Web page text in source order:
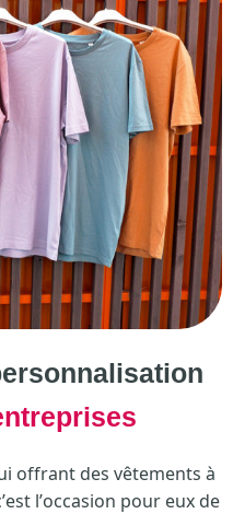
offrant des vêtements à
l’occasion pour eux de